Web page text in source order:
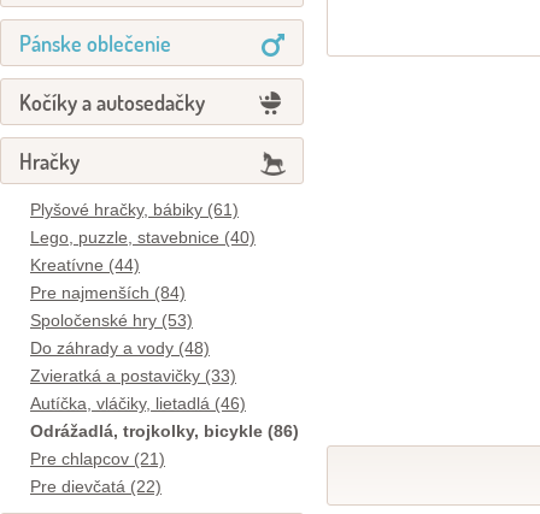
Pánske oblečenie
Kočíky a autosedačky
Hračky
Plyšové hračky, bábiky (61)
Lego, puzzle, stavebnice (40)
Kreatívne (44)
Pre najmenších (84)
Spoločenské hry (53)
Do záhrady a vody (48)
Zvieratká a postavičky (33)
Autíčka, vláčiky, lietadlá (46)
Odrážadlá, trojkolky, bicykle (86)
Pre chlapcov (21)
Pre dievčatá (22)